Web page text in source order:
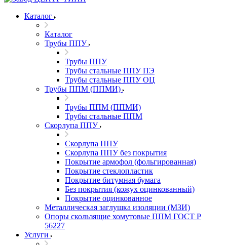
Каталог
Каталог
Трубы ППУ
Трубы ППУ
Трубы стальные ППУ ПЭ
Трубы стальные ППУ ОЦ
Трубы ППМ (ППМИ)
Трубы ППМ (ППМИ)
Трубы стальные ППМ
Скорлупа ППУ
Скорлупа ППУ
Скорлупа ППУ без покрытия
Покрытие армофол (фольгированная)
Покрытие стеклопластик
Покрытие битумная бумага
Без покрытия (кожух оцинкованный)
Покрытие оцинкованное
Металлическая заглушка изоляции (МЗИ)
Опоры скользящие хомутовые ППМ ГОСТ Р
56227
Услуги